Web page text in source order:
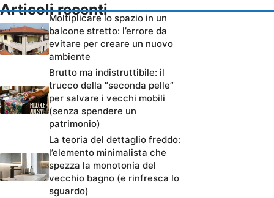
Articoli recenti
Moltiplicare lo spazio in un
balcone stretto: l’errore da
evitare per creare un nuovo
ambiente
Brutto ma indistruttibile: il
trucco della “seconda pelle”
per salvare i vecchi mobili
(senza spendere un
patrimonio)
La teoria del dettaglio freddo:
l’elemento minimalista che
spezza la monotonia del
vecchio bagno (e rinfresca lo
sguardo)